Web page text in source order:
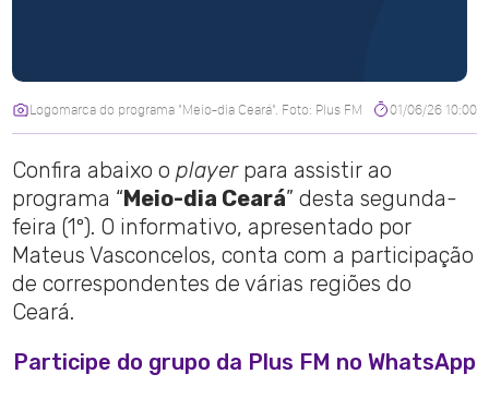
Logomarca do programa "Meio-dia Ceará". Foto: Plus FM 01/06/26 10:00
Confira abaixo oplayer para assistir ao
programa “ Meio-dia Ceará” desta segunda-
feira (1º). O informativo, apresentado por
Mateus Vasconcelos, conta com a participação
de correspondentes de várias regiões do
Ceará.
Participe do grupo da Plus FM no WhatsApp